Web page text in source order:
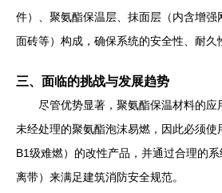
件）、聚氨酯保温层、抹面层（内含增强
面砖等）构成，确保系统的安全性、耐久
三、面临的挑战与发展趋势
尽管优势显著，聚氨酯保温材料的应
未经处理的聚氨酯泡沫易燃，因此必须使
B1级难燃）的改性产品，并通过合理的
离带）来满足建筑消防安全规范。